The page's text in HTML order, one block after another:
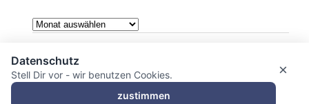
Saudi Arabia strongly condemns Iranian
08.08.2026 - 21:10 Uhr [Al Jazeera]
Qatar condemns Iranian attack on UAE
Archiv:
Impressum
Datenschutzerklärung
×
Datenschutz
Stell Dir vor - wir benutzen Cookies.
zustimmen